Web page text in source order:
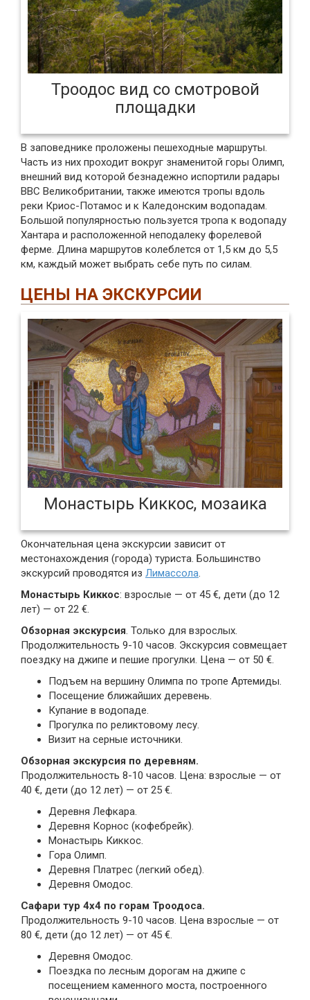
Троодос вид со смотровой
площадки
В заповеднике проложены пешеходные маршруты.
Часть из них проходит вокруг знаменитой горы Олимп,
внешний вид которой безнадежно испортили радары
ВВС Великобритании, также имеются тропы вдоль
реки Криос-Потамос и к Каледонским водопадам.
Большой популярностью пользуется тропа к водопаду
Хантара и расположенной неподалеку форелевой
ферме. Длина маршрутов колеблется от 1,5 км до 5,5
км, каждый может выбрать себе путь по силам.
ЦЕНЫ НА ЭКСКУРСИИ
Монастырь Киккос, мозаика
Окончательная цена экскурсии зависит от
местонахождения (города) туриста. Большинство
экскурсий проводятся из Лимассола.
Монастырь Киккос: взрослые — от 45 €, дети (до 12
лет) — от 22 €.
Обзорная экскурсия. Только для взрослых.
Продолжительность 9-10 часов. Экскурсия совмещает
поездку на джипе и пешие прогулки. Цена — от 50 €.
Подъем на вершину Олимпа по тропе Артемиды.
Посещение ближайших деревень.
Купание в водопаде.
Прогулка по реликтовому лесу.
Визит на серные источники.
Обзорная экскурсия по деревням.
Продолжительность 8-10 часов. Цена: взрослые — от
40 €, дети (до 12 лет) — от 25 €.
Деревня Лефкара.
Деревня Корнос (кофебрейк).
Монастырь Киккос.
Гора Олимп.
Деревня Платрес (легкий обед).
Деревня Омодос.
Сафари тур 4х4 по горам Троодоса.
Продолжительность 9-10 часов. Цена взрослые — от
80 €, дети (до 12 лет) — от 45 €.
Деревня Омодос.
Поездка по лесным дорогам на джипе с
посещением каменного моста, построенного